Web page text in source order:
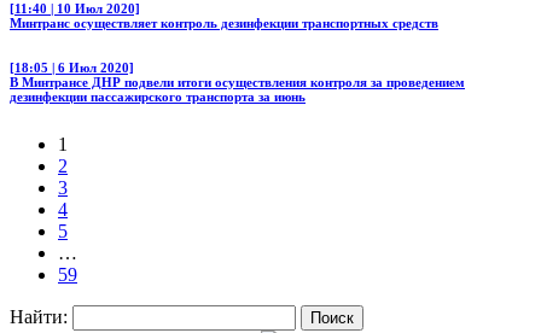
[11:40 | 10 Июл 2020]
Минтранс осуществляет контроль дезинфекции транспортных средств
[18:05 | 6 Июл 2020]
В Минтрансе ДНР подвели итоги осуществления контроля за проведением
дезинфекции пассажирского транспорта за июнь
1
2
3
4
5
…
59
Найти: